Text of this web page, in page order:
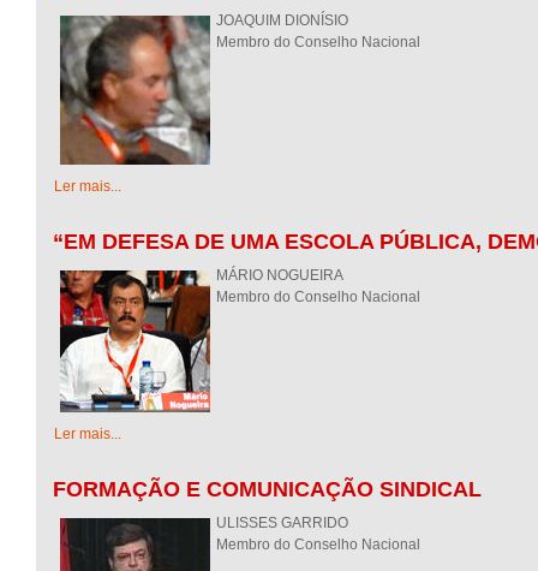
JOAQUIM DIONÍSIO
Membro do Conselho Nacional
Ler mais...
“EM DEFESA DE UMA ESCOLA PÚBLICA,
MÁRIO NOGUEIRA
Membro do Conselho Nacional
Ler mais...
FORMAÇÃO E COMUNICAÇÃO SINDICAL
ULISSES GARRIDO
Membro do Conselho Nacional